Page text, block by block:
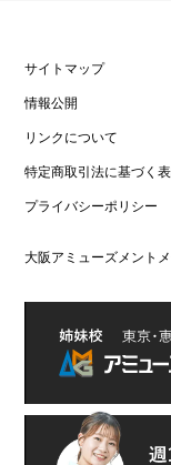
サイトマップ
情報公開
リンクについて
特定商取引法に基づく
プライバシーポリシー
大阪アミューズメント